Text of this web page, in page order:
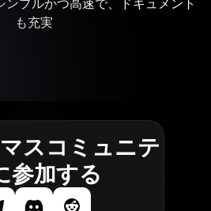
プルかつ高速で、ドキュメント
も充実
スコミュニテ
参加する